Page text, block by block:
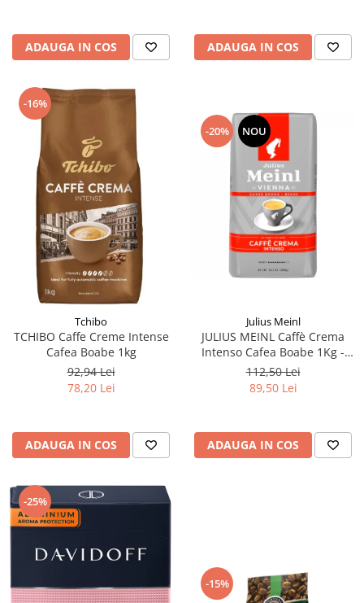
ADAUGA IN COS ADAUGA IN COS
-16%
Tchibo
TCHIBO Caffe Creme Intense
Cafea Boabe 1kg
92,94 Lei
78,20 Lei
ADAUGA IN COS
-20% NOU
Julius Meinl
JULIUS MEINL Caffè Crema
Intenso Cafea Boabe 1Kg -
Promo August
112,50 Lei
89,50 Lei
ADAUGA IN COS
-25%
-15%